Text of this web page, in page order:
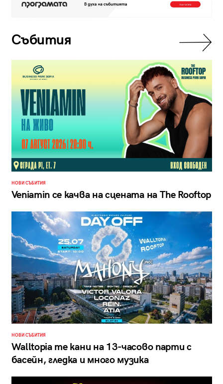
Събития
НОВИ СЪБИТИЯ
Veniamin се качва на сцената на The Rooftop
НОВИ СЪБИТИЯ
Walltopia те кани на 13-часово парти с
басейн, гледка и много музика